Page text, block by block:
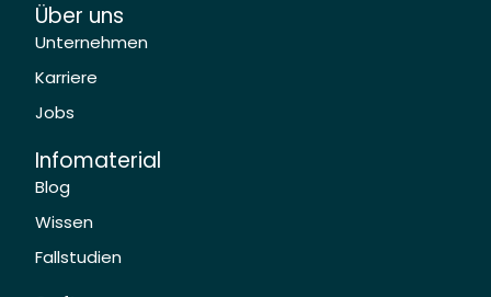
Über uns
Unternehmen
Karriere
Jobs
Infomaterial
Blog
Wissen
Fallstudien